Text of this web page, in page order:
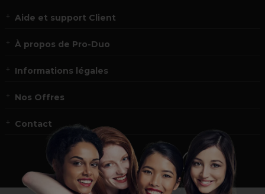
Aide et support Client
À propos de Pro-Duo
Informations légales
Nos Offres
Contact